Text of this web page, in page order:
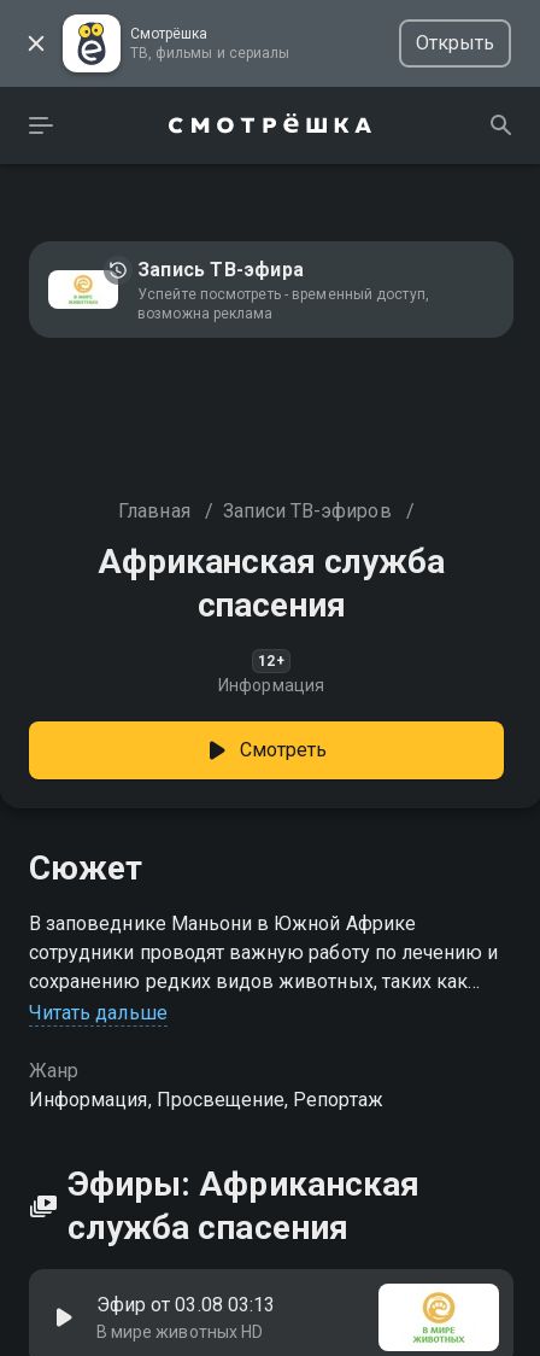
Смотрёшка
ТВ, фильмы и сериалы
Открыть
Запись ТВ-эфира
Успейте посмотреть - временный доступ,
возможна реклама
Главная / Записи ТВ-эфиров /
Африканская служба
спасения
12+
Информация
Смотреть
Сюжет
В заповеднике Маньони в Южной Африке
сотрудники проводят важную работу по лечению и
сохранению редких видов животных, таких как
слоны и гепарды
Читать дальше
Жанр
Информация, Просвещение, Репортаж
Эфиры: Африканская
служба спасения
Эфир от 03.08 03:13
В мире животных HD